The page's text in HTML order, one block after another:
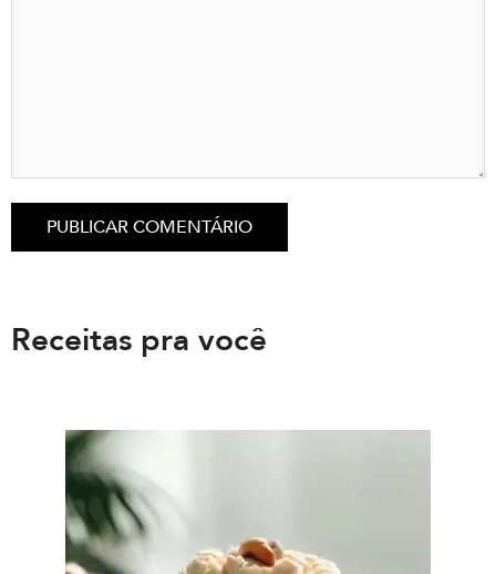
Receitas pra você